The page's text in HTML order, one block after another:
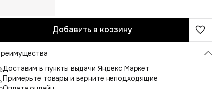
Добавить в корзину
Доставим в пункты выдачи Яндекс Маркет
Примерьте товары и верните неподходящие